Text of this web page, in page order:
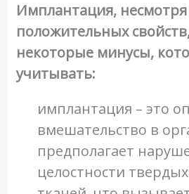
Имплантация,
положительных
некоторые минусы,
учитывать:
имплантация – это
вмешательство в
предполагает
целостности